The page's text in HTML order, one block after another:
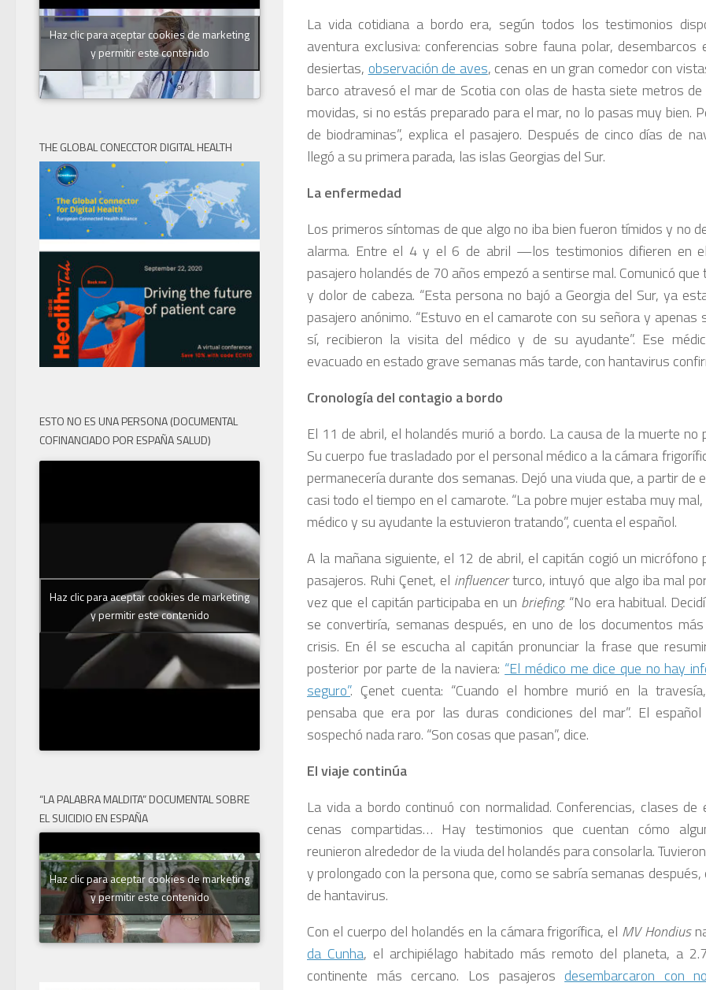
La vida cotidiana a bordo era, según todos los testimonios
aventura exclusiva: conferencias sobre fauna polar, desembarcos
desiertas, observación de aves, cenas en un gran comedor con
barco atravesó el mar de Scotia con olas de hasta siete metros de
movidas, si no estás preparado para el mar, no lo pasas muy bien.
de biodraminas”, explica el pasajero. Después de cinco días de
llegó a su primera parada, las islas Georgias del Sur.
La enfermedad
Los primeros síntomas de que algo no iba bien fueron tímidos y no
alarma. Entre el 4 y el 6 de abril —los testimonios difieren en
pasajero holandés de 70 años empezó a sentirse mal. Comunicó
y dolor de cabeza. “Esta persona no bajó a Georgia del Sur, ya
pasajero anónimo. “Estuvo en el camarote con su señora y apenas
sí, recibieron la visita del médico y de su ayudante”. Ese
evacuado en estado grave semanas más tarde, con hantavirus
Cronología del contagio a bordo
El 11 de abril, el holandés murió a bordo. La causa de la muerte no
Su cuerpo fue trasladado por el personal médico a la cámara
permanecería durante dos semanas. Dejó una viuda que, a partir de
casi todo el tiempo en el camarote. “La pobre mujer estaba muy
médico y su ayudante la estuvieron tratando”, cuenta el español.
A la mañana siguiente, el 12 de abril, el capitán cogió un micrófono
pasajeros. Ruhi Çenet, el influencerturco, intuyó que algo iba mal
vez que el capitán participaba en un briefing: “No era habitual.
se convertiría, semanas después, en uno de los documentos
crisis. En él se escucha al capitán pronunciar la frase que
posterior por parte de la naviera: “El médico me dice que no hay
seguro”. Çenet cuenta: “Cuando el hombre murió en la
pensaba que era por las duras condiciones del mar”. El
sospechó nada raro. “Son cosas que pasan”, dice.
El viaje continúa
La vida a bordo continuó con normalidad. Conferencias, clases de
cenas compartidas… Hay testimonios que cuentan cómo
reunieron alrededor de la viuda del holandés para consolarla.
y prolongado con la persona que, como se sabría semanas
de hantavirus.
Con el cuerpo del holandés en la cámara frigorífica, el MV Hondius
da Cunha, el archipiélago habitado más remoto del planeta, a
continente más cercano. Los pasajerosdesembarcaron con
Haz clic para aceptar cookies de marketing
y permitir este contenido
THE GLOBAL CONECCTOR DIGITAL HEALTH
ESTO NO ES UNA PERSONA (DOCUMENTAL
COFINANCIADO POR ESPAÑA SALUD)
Haz clic para aceptar cookies de marketing
y permitir este contenido
“LA PALABRA MALDITA” DOCUMENTAL SOBRE
EL SUICIDIO EN ESPAÑA
Haz clic para aceptar cookies de marketing
y permitir este contenido